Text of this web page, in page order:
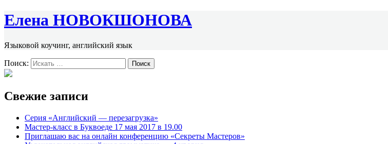
Елена НОВОКШОНОВА
Языковой коучинг, английский язык
Поиск:
Свежие записи
Серия «Английский — перезагрузка»
Мастер-класс в Буквоеде 17 мая 2017 в 19.00
Приглашаю вас на онлайн конференцию «Секреты Мастеров»